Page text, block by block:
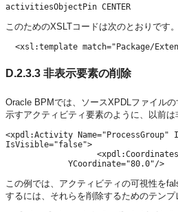
このためのXSLTコードは次のとおりです。
<xsl:template match="Package/
D.2.3.3 非表示要素の削除
Oracle BPMでは、ソースXPDLファイル
示すアクティビティ要素のように、以前
<xpdl:Activity
IsVisible="false">
この例では、アクティビティの可視性を
するには、それらを削除するためのテン